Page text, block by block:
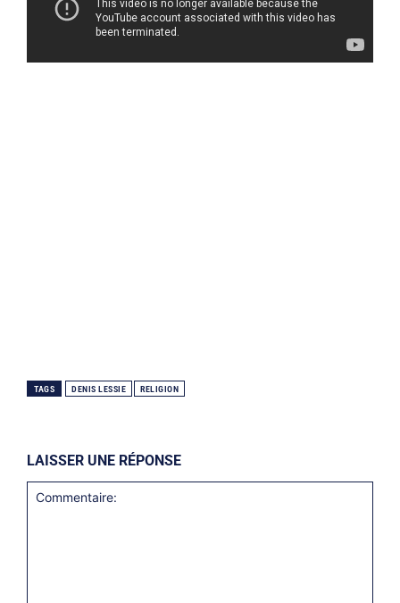
TAGS DENIS LESSIE RELIGION
LAISSER UNE RÉPONSE